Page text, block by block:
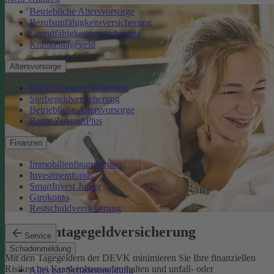
Betriebliche Altersvorsorge
Berufsunfähigkeitsversicherung
Grundfähigkeitsversicherung
Krankentagegeld
Altersvorsorge
Risikolebensversicherung
Sterbegeldversicherung
Betriebliche Altersvorsorge
Rente ZukunftPlus
Finanzen
Immobilienfinanzierung
Investmentfonds
SmartInvest Junior
Girokonto
Restschuldversicherung
Service
Schadenmeldung
Alles zur Schadenmeldung
Krankentagegeldversicherung
Mit den Tagegeldern der DEVK minimieren Sie Ihre finanziellen
Risiken bei Krankenhausaufenthalten und unfall- oder